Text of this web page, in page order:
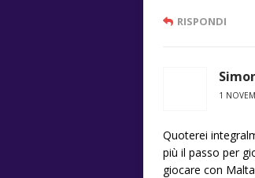
RISPONDI
1
Quoterei
più il passo per
giocare con